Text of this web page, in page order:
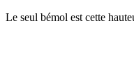
Le seul bémol est cette